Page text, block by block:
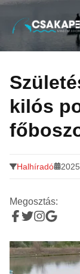
tartalomra
Minden a
kilós
Halhíradó
Megosztás: